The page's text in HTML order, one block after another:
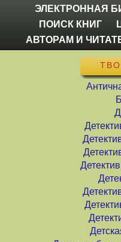
ЭЛЕКТРОННАЯ
ПОИСК КНИГ
АВТОРАМ И